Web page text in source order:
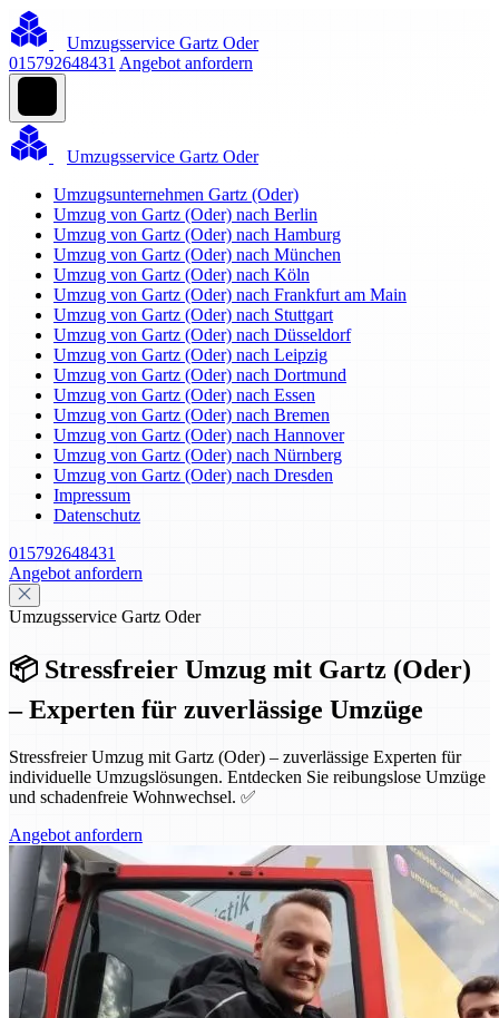
Umzugsservice Gartz Oder
015792648431 Angebot anfordern
Umzugsservice Gartz Oder
Umzugsunternehmen Gartz (Oder)
Umzug von Gartz (Oder) nach Berlin
Umzug von Gartz (Oder) nach Hamburg
Umzug von Gartz (Oder) nach München
Umzug von Gartz (Oder) nach Köln
Umzug von Gartz (Oder) nach Frankfurt am Main
Umzug von Gartz (Oder) nach Stuttgart
Umzug von Gartz (Oder) nach Düsseldorf
Umzug von Gartz (Oder) nach Leipzig
Umzug von Gartz (Oder) nach Dortmund
Umzug von Gartz (Oder) nach Essen
Umzug von Gartz (Oder) nach Bremen
Umzug von Gartz (Oder) nach Hannover
Umzug von Gartz (Oder) nach Nürnberg
Umzug von Gartz (Oder) nach Dresden
Impressum
Datenschutz
015792648431
Angebot anfordern
Umzugsservice Gartz Oder
📦 Stressfreier Umzug mit Gartz (Oder)
– Experten für zuverlässige Umzüge
Stressfreier Umzug mit Gartz (Oder) – zuverlässige Experten für
individuelle Umzugslösungen. Entdecken Sie reibungslose Umzüge
und schadenfreie Wohnwechsel. ✅
Angebot anfordern